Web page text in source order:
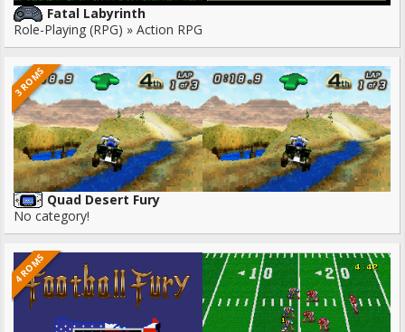
Fatal Labyrinth
Role-Playing (RPG) » Action RPG
3 ROMS
Quad Desert Fury
No category!
4 ROMS